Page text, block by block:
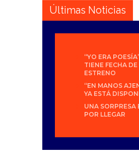
Últimas Noticias
“YO ERA
TIENE FECHA DE
ESTRENO
“EN MANOS
YA ESTÁ
UNA SORPRESA
POR LLEGAR